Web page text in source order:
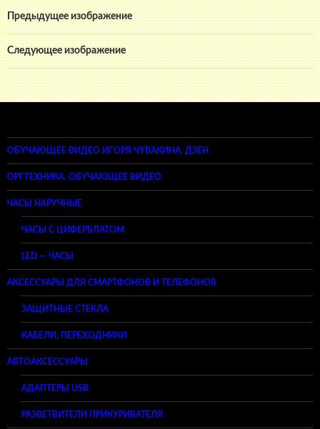
Предыдущее изображение
Следующее изображение
ОБУЧАЮЩЕЕ ВИДЕО ИГОРЯ ЧУВАКИНА. ДЗЕН
ОРГТЕХНИКА. ОБУЧАЮЩЕЕ ВИДЕО
ЧАСЫ НАРУЧНЫЕ
ЧАСЫ С ЦИФЕРБЛАТОМ
LED — ЧАСЫ
АКСЕССУАРЫ ДЛЯ СМАРТФОНОВ И ТЕЛЕФОНОВ
ЗАЩИТНЫЕ СТЕКЛА
КАБЕЛИ, ПЕРЕХОДНИКИ
АВТОАКСЕССУАРЫ
АДАПТЕРЫ USB
РАЗВЕТВИТЕЛИ ПРИКУРИВАТЕЛЯ